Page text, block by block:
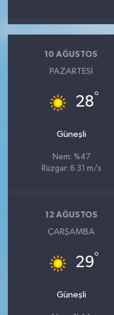
10 AĞUSTOS
PAZARTESI
28°
Güneşli
Nem: %47
Rüzgar: 6.31 m/s
12 AĞUSTOS
ÇARŞAMBA
29°
Güneşli